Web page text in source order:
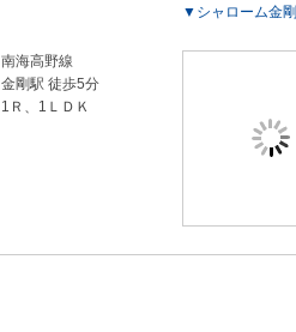
南海高野線
金剛駅 徒歩5分
1Ｒ、1ＬＤＫ
▼シャローム金剛